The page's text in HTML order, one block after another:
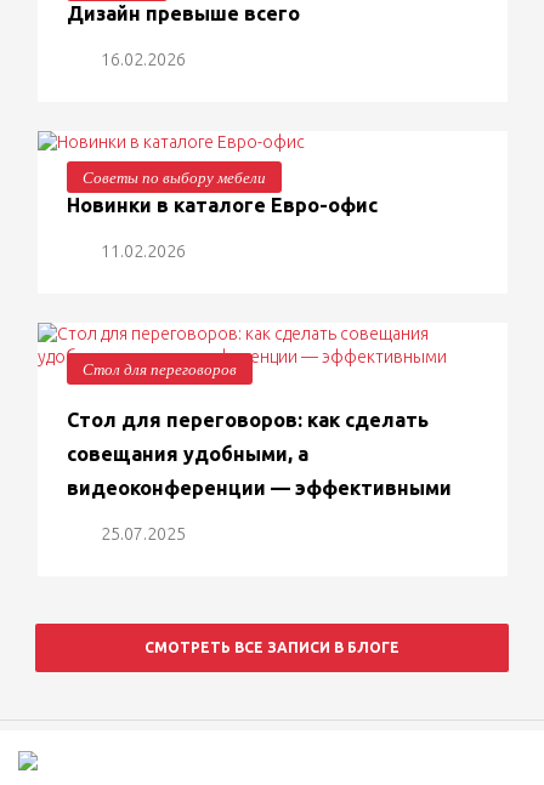
Дизайн превыше всего
16.02.2026
Советы по выбору мебели
Новинки в каталоге Евро-офис
11.02.2026
Стол для переговоров
Стол для переговоров: как сделать
совещания удобными, а
видеоконференции — эффективными
25.07.2025
СМОТРЕТЬ ВСЕ ЗАПИСИ В БЛОГЕ